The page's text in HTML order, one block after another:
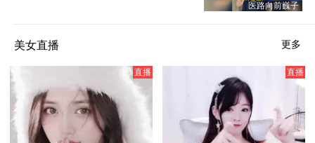
医路向前巍子
美女直播 更多